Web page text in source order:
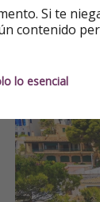
Si te
contenido
lo esencial